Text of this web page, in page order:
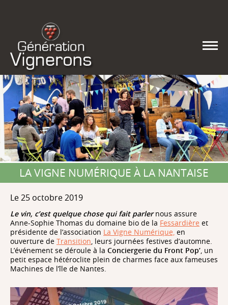
LA VIGNE NUMÉRIQUE À LA NANTAISE
Le 25 octobre 2019
Le vin, c’est quelque chose qui fait parlernous assure
Anne-Sophie Thomas du domaine bio de la Fessardière et
présidente de l’association La Vigne Numérique, en
ouverture de Transition, leurs journées festives d’automne.
L’événement se déroule à la Conciergerie du Front Pop’, un
petit espace hétéroclite plein de charmes face aux fameuses
Machines de l’île de Nantes.